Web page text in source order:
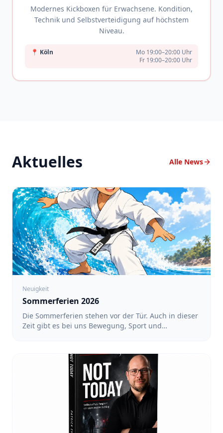
Modernes Kickboxen für Erwachsene. Kondition,
Technik und Selbstverteidigung auf höchstem
Niveau.
📍 Köln
Mo 19:00–20:00 Uhr
Fr 19:00–20:00 Uhr
Aktuelles Alle News
Neuigkeit
Sommerferien 2026
Die Sommerferien stehen vor der Tür. Auch in dieser
Zeit gibt es bei uns Bewegung, Sport und
wir ein Ferienprogramm mit verschiedenen
Angeboten vorbereitet. Alle Termine und
Anmeldungen findet ihr unter: https://team-
sakura.de/fsz/events Karate in Köln-Nippes mit Luin
- Für Kinder von 3 bis 6 Jahren sowie von 6 bis 12
12.08., 17.08., 19.08., 24.08., 26.08. und 31.08.